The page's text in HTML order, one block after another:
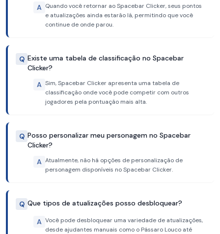
A Quando você retornar ao Spacebar Clicker, seus pontos
e atualizações ainda estarão lá, permitindo que você
continue de onde parou.
Q Existe uma tabela de classificação no Spacebar
Clicker?
A Sim, Spacebar Clicker apresenta uma tabela de
classificação onde você pode competir com outros
jogadores pela pontuação mais alta.
Q Posso personalizar meu personagem no Spacebar
Clicker?
A Atualmente, não há opções de personalização de
personagem disponíveis no Spacebar Clicker.
Q Que tipos de atualizações posso desbloquear?
A Você pode desbloquear uma variedade de atualizações,
desde ajudantes manuais como o Pássaro Louco até